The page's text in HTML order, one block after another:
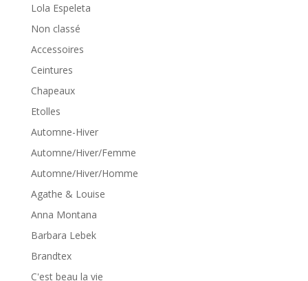
Lola Espeleta
Non classé
Accessoires
Ceintures
Chapeaux
Etolles
Automne-Hiver
Automne/Hiver/Femme
Automne/Hiver/Homme
Agathe & Louise
Anna Montana
Barbara Lebek
Brandtex
C'est beau la vie